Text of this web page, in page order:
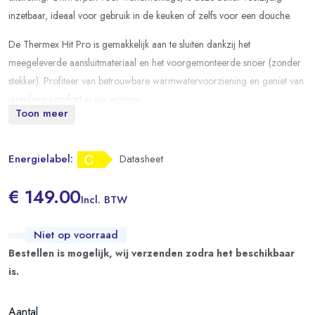
inzetbaar, ideaal voor gebruik in de keuken of zelfs voor een douche.
De Thermex Hit Pro is gemakkelijk aan te sluiten dankzij het
meegeleverde aansluitmateriaal en het voorgemonteerde snoer (zonder
stekker). Profiteer van betrouwbare warmwatervoorziening en geniet van
jarenlang comfort in uw woning.
Toon meer
Energielabel: Datasheet
€ 149.00Incl. BTW
Niet op voorraad
Bestellen is mogelijk, wij verzenden zodra het beschikbaar
is.